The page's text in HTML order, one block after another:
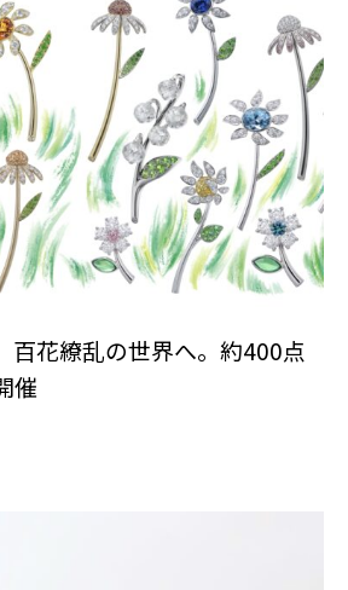
百花繚乱の世界へ。約400点
催